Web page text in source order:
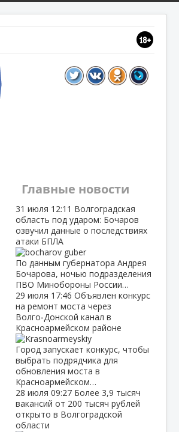
Главные новости
31 июля 12:11 Волгоградская
область под ударом: Бочаров
озвучил данные о последствиях
атаки БПЛА
По данным губернатора Андрея
Бочарова, ночью подразделения
ПВО Минобороны России…
29 июля 17:46 Объявлен конкурс
на ремонт моста через
Волго‑Донской канал в
Красноармейском районе
Город запускает конкурс, чтобы
выбрать подрядчика для
обновления моста в
Красноармейском…
28 июля 09:27 Более 3,9 тысяч
вакансий от 200 тысяч рублей
открыто в Волгоградской
области